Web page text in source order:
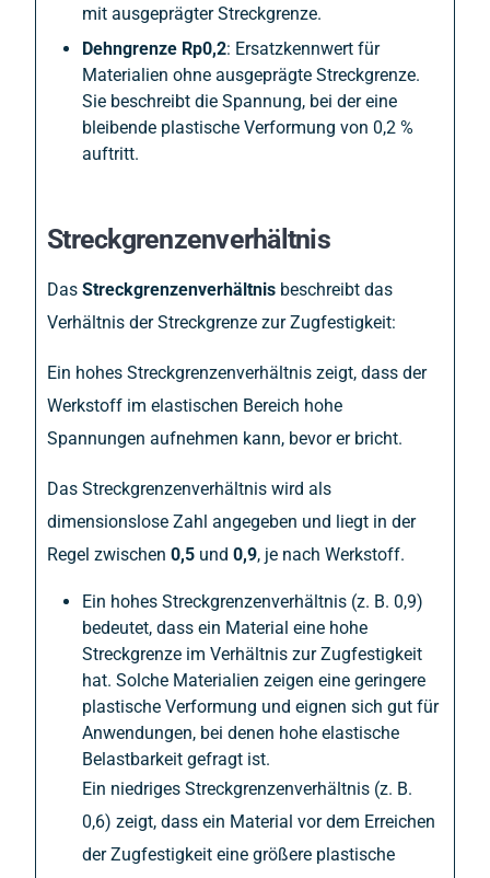
mit ausgeprägter Streckgrenze.
Dehngrenze Rp0,2: Ersatzkennwert für
Materialien ohne ausgeprägte Streckgrenze.
Sie beschreibt die Spannung, bei der eine
bleibende plastische Verformung von 0,2 %
auftritt.
Streckgrenzenverhältnis
Das Streckgrenzenverhältnis beschreibt das
Verhältnis der Streckgrenze zur Zugfestigkeit:
Ein hohes Streckgrenzenverhältnis zeigt, dass der
Werkstoff im elastischen Bereich hohe
Spannungen aufnehmen kann, bevor er bricht.
Das Streckgrenzenverhältnis wird als
dimensionslose Zahl angegeben und liegt in der
Regel zwischen 0,5 und 0,9, je nach Werkstoff.
Ein hohes Streckgrenzenverhältnis (z. B. 0,9)
bedeutet, dass ein Material eine hohe
Streckgrenze im Verhältnis zur Zugfestigkeit
hat. Solche Materialien zeigen eine geringere
plastische Verformung und eignen sich gut für
Anwendungen, bei denen hohe elastische
Belastbarkeit gefragt ist.
Ein niedriges Streckgrenzenverhältnis (z. B.
0,6) zeigt, dass ein Material vor dem Erreichen
der Zugfestigkeit eine größere plastische